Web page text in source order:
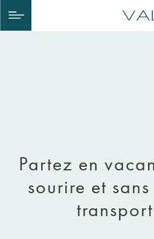
Partez en
sourire et